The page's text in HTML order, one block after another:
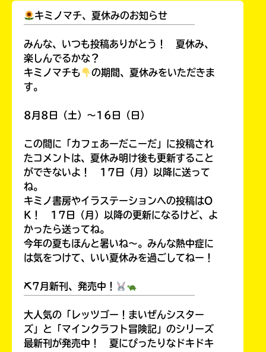
キミノマチ、夏休みのお知らせ
みんな、いつも投稿ありがとう！ 夏休み、
楽しんでるかな？
キミノマチも
の期間、夏休みをいただきま
す。
8月8日（土）～16日（日）
この間に「カフェあーだこーだ」に投稿され
たコメントは、夏休み明け後も更新すること
ができないよ！ 17日（月）以降に送って
ね。
キミノ書房やイラステーションへの投稿はO
K！ 17日（月）以降の更新になるけど、よ
かったら送ってね。
今年の夏もほんと暑いね～。みんな熱中症に
は気をつけて、いい夏休みを過ごしてねー！
⛏7月新刊、発売中！
大人気の「レッツゴー！まいぜんシスター
ズ」と「マインクラフト冒険記」のシリーズ
最新刊が発売中！ 夏にぴったりなドキドキ